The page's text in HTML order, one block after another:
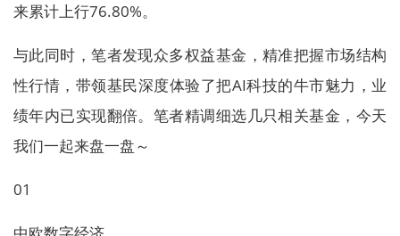
来累计上行76.80%。
与此同时，笔者发现众多权益基金，精准把握市场结构
性行情，带领基民深度体验了把AI科技的牛市魅力，业
绩年内已实现翻倍。笔者精调细选几只相关基金，今天
我们一起来盘一盘～
01